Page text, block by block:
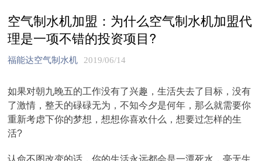
空气制水机加盟：为什么空气制水机加盟代
理是一项不错的投资项目?
福能达空气制水机 2019/06/14
如果对朝九晚五的工作没有了兴趣，生活失去了目标，没有
了激情，整天的碌碌无为，不知今夕是何年，那么就需要你
重新考虑下你的梦想，想想你喜欢什么，想要过怎样的生
活?
认命不图改变的话，你的生活永远都会是一潭死水，毫无生